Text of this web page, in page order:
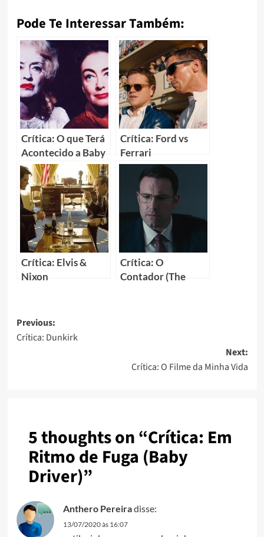
Pode Te Interessar Também:
Crítica: O que Terá
Acontecido a Baby
Jane? (What Ever
Happened to Baby
Jane?)
Crítica: Ford vs
Ferrari
Crítica: Elvis &
Nixon
Crítica: O
Contador (The
Previous:
Crítica: Dunkirk
Next:
Crítica: O Filme da Minha Vida
5 thoughts on “Crítica: Em
Ritmo de Fuga (Baby
Driver)”
Anthero Pereiradisse:
13/07/2020 às 16:07